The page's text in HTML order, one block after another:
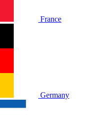
France
Germany